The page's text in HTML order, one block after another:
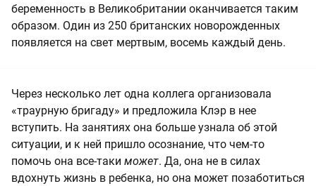
беременность в Великобритании оканчивается таким
образом. Один из 250 британских новорожденных
появляется на свет мертвым, восемь каждый день.
Через несколько лет одна коллега организовала
«траурную бригаду» и предложила Клэр в нее
вступить. На занятиях она больше узнала об этой
ситуации, и к ней пришло осознание, что чем-то
помочь она все-таки может. Да, она не в силах
вдохнуть жизнь в ребенка, но она может позаботиться